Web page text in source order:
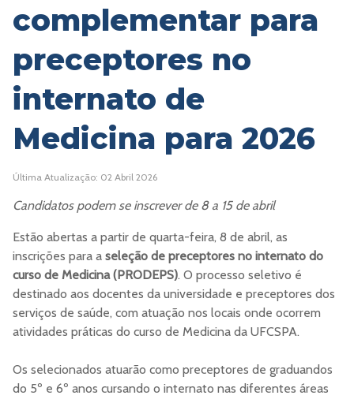
complementar para
preceptores no
internato de
Medicina para 2026
Última Atualização: 02 Abril 2026
Candidatos podem se inscrever de 8 a 15 de abril
Estão abertas a partir de quarta-feira, 8 de abril, as
inscrições para a seleção de preceptores no internato do
curso de Medicina (PRODEPS). O processo seletivo é
destinado aos docentes da universidade e preceptores dos
serviços de saúde, com atuação nos locais onde ocorrem
atividades práticas do curso de Medicina da UFCSPA.
Os selecionados atuarão como preceptores de graduandos
do 5º e 6º anos cursando o internato nas diferentes áreas